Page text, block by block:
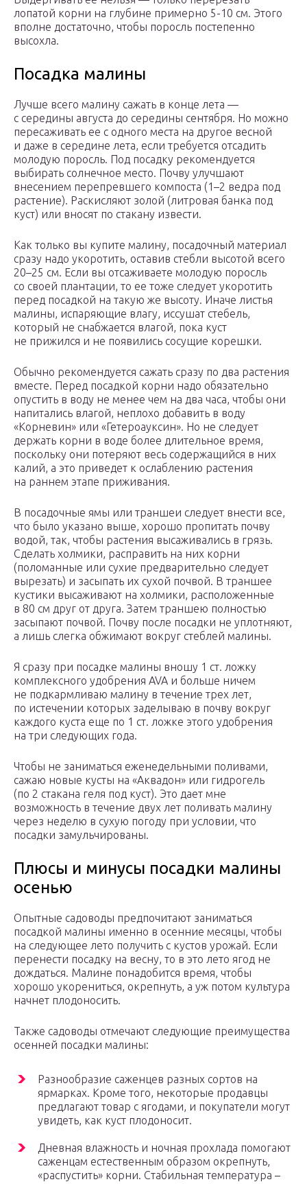
лопатой корни на глубине примерно 5-10 см. Этого
вполне достаточно, чтобы поросль постепенно
высохла.
Посадка малины
Лучше всего малину сажать в конце лета —
с середины августа до середины сентября. Но можно
пересаживать ее с одного места на другое весной
и даже в середине лета, если требуется отсадить
молодую поросль. Под посадку рекомендуется
выбирать солнечное место. Почву улучшают
внесением перепревшего компоста (1–2 ведра под
растение). Раскисляют золой (литровая банка под
куст) или вносят по стакану извести.
Как только вы купите малину, посадочный материал
сразу надо укоротить, оставив стебли высотой всего
20–25 см. Если вы отсаживаете молодую поросль
со своей плантации, то ее тоже следует укоротить
перед посадкой на такую же высоту. Иначе листья
малины, испаряющие влагу, иссушат стебель,
который не снабжается влагой, пока куст
не прижился и не появились сосущие корешки.
Обычно рекомендуется сажать сразу по два растения
вместе. Перед посадкой корни надо обязательно
опустить в воду не менее чем на два часа, чтобы они
напитались влагой, неплохо добавить в воду
«Корневин» или «Гетероауксин». Но не следует
держать корни в воде более длительное время,
поскольку они потеряют весь содержащийся в них
калий, а это приведет к ослаблению растения
на раннем этапе приживания.
В посадочные ямы или траншеи следует внести все,
что было указано выше, хорошо пропитать почву
водой, так, чтобы растения высаживались в грязь.
Сделать холмики, расправить на них корни
(поломанные или сухие предварительно следует
вырезать) и засыпать их сухой почвой. В траншее
кустики высаживают на холмики, расположенные
в 80 см друг от друга. Затем траншею полностью
засыпают почвой. Почву после посадки не уплотняют,
а лишь слегка обжимают вокруг стеблей малины.
Я сразу при посадке малины вношу 1 ст. ложку
комплексного удобрения AVA и больше ничем
не подкармливаю малину в течение трех лет,
по истечении которых заделываю в почву вокруг
каждого куста еще по 1 ст. ложке этого удобрения
на три следующих года.
Чтобы не заниматься еженедельными поливами,
сажаю новые кусты на «Аквадон» или гидрогель
(по 2 стакана геля под куст). Это дает мне
возможность в течение двух лет поливать малину
через неделю в сухую погоду при условии, что
посадки замульчированы.
Плюсы и минусы посадки малины
осенью
Опытные садоводы предпочитают заниматься
посадкой малины именно в осенние месяцы, чтобы
на следующее лето получить с кустов урожай. Если
перенести посадку на весну, то в это лето ягод не
дождаться. Малине понадобится время, чтобы
хорошо укорениться, окрепнуть, а уж потом культура
начнет плодоносить.
Также садоводы отмечают следующие преимущества
осенней посадки малины:
Разнообразие саженцев разных сортов на
ярмарках. Кроме того, некоторые продавцы
предлагают товар с ягодами, и покупатели могут
увидеть, как куст плодоносит.
Дневная влажность и ночная прохлада помогают
саженцам естественным образом окрепнуть,
«распустить» корни. Стабильная температура –